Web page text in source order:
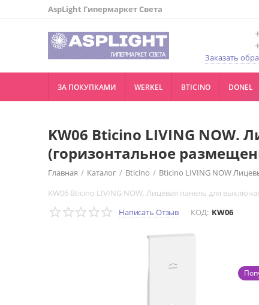
AspLight Гипермаркет Света
Заказать
ЗА ПОКУПКАМИ WERKEL BTICINO DONEL
KW06 Bticino LIVING NOW.
(горизонтальное
Главная / Каталог / Bticino / Bticino LIVING NOW
KW06 Bticino LIVING NOW. Лицевая панель для
Написать Отзыв
КОД: KW06